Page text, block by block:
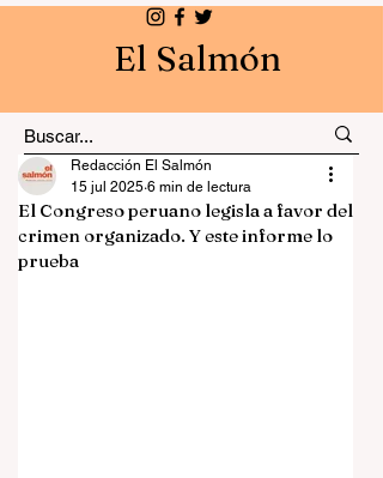
El Salmón
El Congreso peruano legisla a favor del
crimen organizado. Y este informe lo
prueba
Redacción El Salmón
15 jul 2025 6 min de lectura